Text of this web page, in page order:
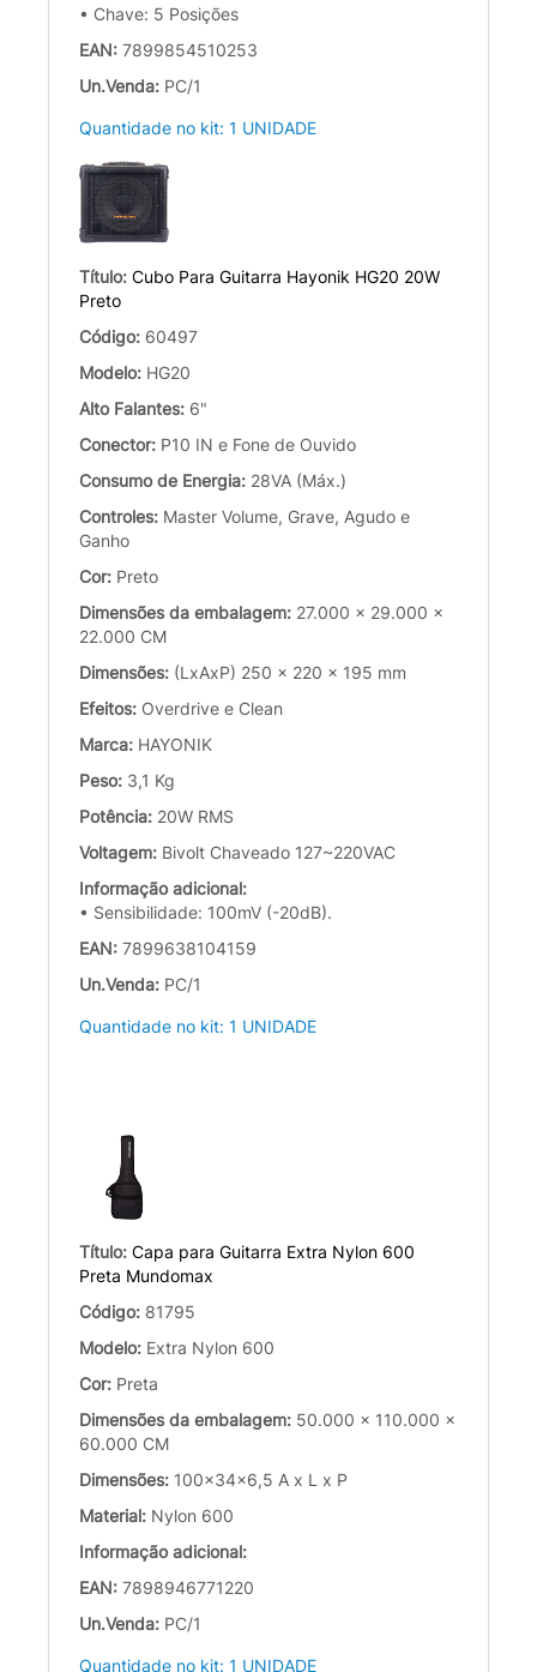
• Chave: 5 Posições
EAN: 7899854510253
Un.Venda: PC/1
Quantidade no kit: 1 UNIDADE
Título: Cubo Para Guitarra Hayonik HG20 20W
Preto
Código: 60497
Modelo: HG20
Alto Falantes: 6"
Conector: P10 IN e Fone de Ouvido
Consumo de Energia: 28VA (Máx.)
Controles: Master Volume, Grave, Agudo e
Ganho
Cor: Preto
Dimensões da embalagem: 27.000 x 29.000 x
22.000 CM
Dimensões: (LxAxP) 250 x 220 x 195 mm
Efeitos: Overdrive e Clean
Marca: HAYONIK
Peso: 3,1 Kg
Potência: 20W RMS
Voltagem: Bivolt Chaveado 127~220VAC
Informação adicional:
• Sensibilidade: 100mV (-20dB).
EAN: 7899638104159
Un.Venda: PC/1
Quantidade no kit: 1 UNIDADE
Título: Capa para Guitarra Extra Nylon 600
Preta Mundomax
Código: 81795
Modelo: Extra Nylon 600
Cor: Preta
Dimensões da embalagem: 50.000 x 110.000 x
60.000 CM
Dimensões: 100x34x6,5 A x L x P
Material: Nylon 600
Informação adicional:
EAN: 7898946771220
Un.Venda: PC/1
Quantidade no kit: 1 UNIDADE